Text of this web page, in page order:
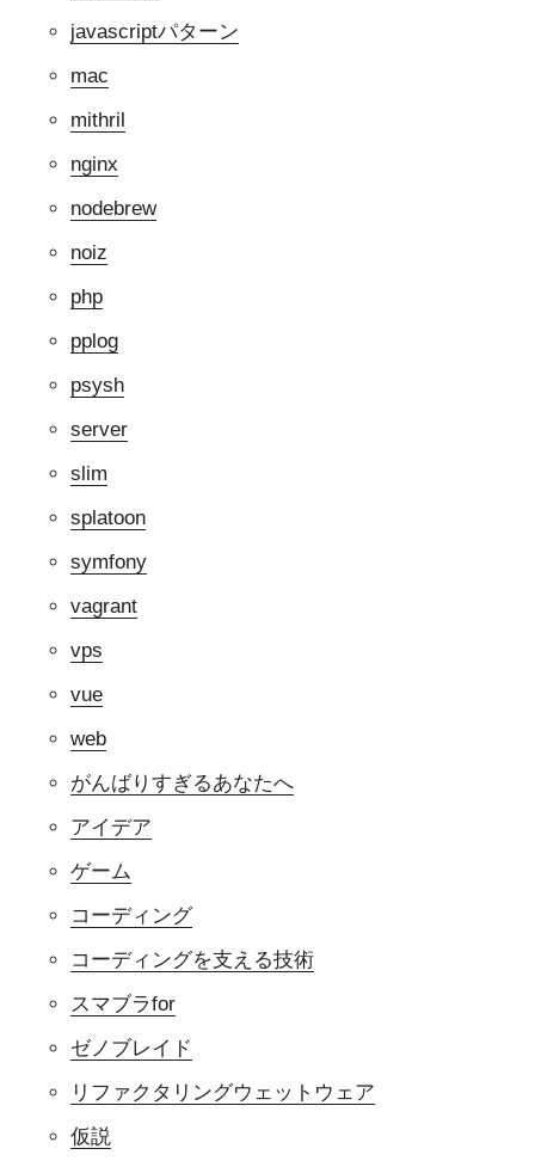
javascriptパターン
mac
mithril
nginx
nodebrew
noiz
php
pplog
psysh
server
slim
splatoon
symfony
vagrant
vps
vue
web
がんばりすぎるあなたへ
アイデア
ゲーム
コーディング
コーディングを支える技術
スマブラfor
ゼノブレイド
リファクタリングウェットウェア
仮説